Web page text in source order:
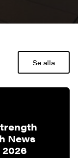
Se alla
News